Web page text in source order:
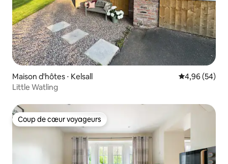
Maison d'hôtes ⋅ Kelsall Évaluation
4,96 (54)
Little Watling
Coup de cœur voyageurs
Coup de cœur voyageurs